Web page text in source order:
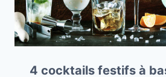
4 cocktails festifs à